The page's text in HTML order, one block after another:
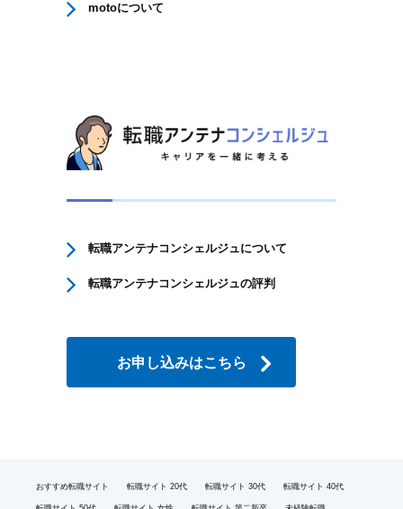
motoについて
転職アンテナコンシェルジュについて
転職アンテナコンシェルジュの評判
お申し込みはこちら
おすすめ転職サイト 転職サイト 20代 転職サイト 30代 転職サイト 40代